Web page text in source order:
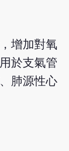
增加對氧
於支氣管
肺源性心